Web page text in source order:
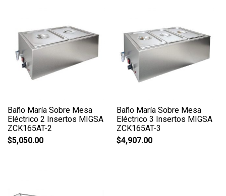
Baño María Sobre Mesa
Eléctrico 2 Insertos MIGSA
ZCK165AT-2
$5,050.00
Baño María Sobre Mesa
Eléctrico 3 Insertos MIGSA
ZCK165AT-3
$4,907.00